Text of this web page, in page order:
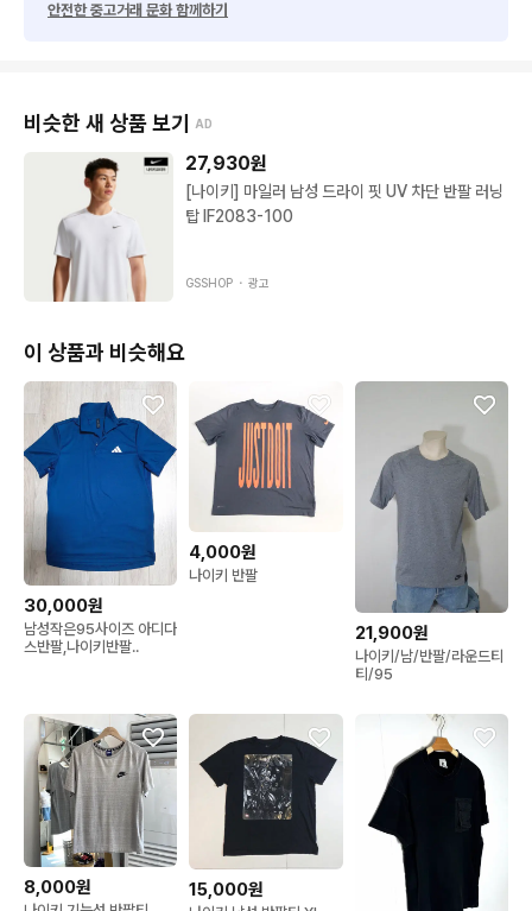
안전한 중고거래 문화 함께하기
비슷한 새 상품 보기 AD
27,930원
[나이키] 마일러 남성 드라이 핏 UV 차단 반팔 러닝
탑 IF2083-100
GSSHOP ・ 광고
이 상품과 비슷해요
30,000원
남성작은95사이즈 아디다
스반팔,나이키반팔..
4,000원
나이키 반팔
21,900원
나이키/남/반팔/라운드티
티/95
8,000원 15,000원